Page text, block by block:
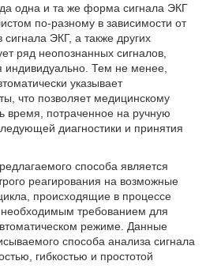
одна и та же форма сигнала ЭКГ
по-разному в зависимости от
ЭКГ, а также других
ряд неопознанных сигналов,
индивидуально. Тем не менее,
указывает
что позволяет медицинскому
время, потраченное на ручную
диагностики и принятия
способа является
реагирования на возможные
происходящие в процессе
требованием для
режиме. Данные
способа анализа сигнала
гибкостью и простотой